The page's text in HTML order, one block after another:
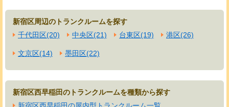
新宿区周辺のトランクルームを探す
千代田区(20)
中央区(21) 台東区(19) 港区(26)
文京区(14) 墨田区(22)
新宿区西早稲田のトランクルームを種類から探す
新宿区西早稲田の屋内型トランクルーム一覧